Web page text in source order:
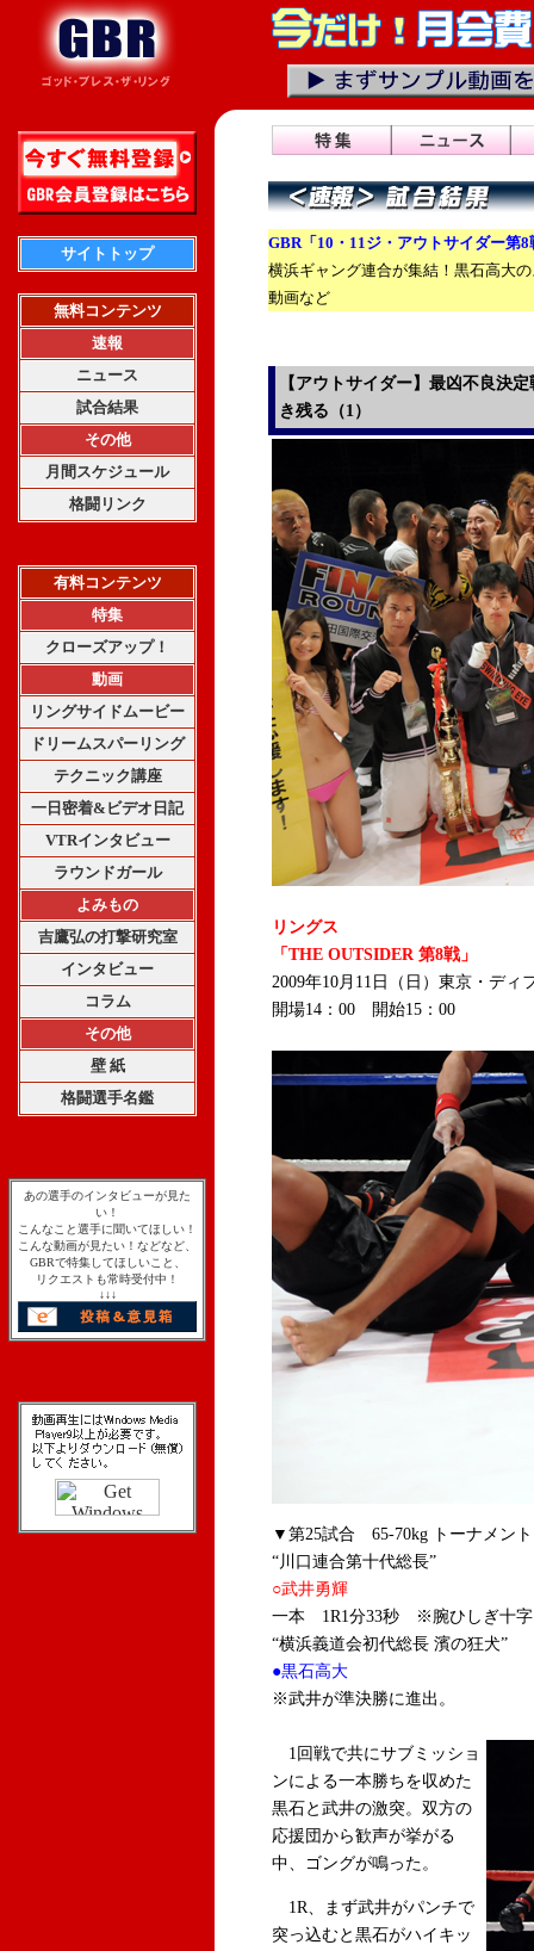
サイトトップ
無料コンテンツ
速報
ニュース
試合結果
その他
月間スケジュール
格闘リンク
有料コンテンツ
特集
クローズアップ！
動画
リングサイドムービー
ドリームスパーリング
テクニック講座
一日密着&ビデオ日記
VTRインタビュー
ラウンドガール
よみもの
吉鷹弘の打撃研究室
インタビュー
コラム
その他
壁 紙
格闘選手名鑑
あの選手のインタビューが見た
い！
こんなこと選手に聞いてほしい！
こんな動画が見たい！などなど、
GBRで特集してほしいこと、
リクエストも常時受付中！
↓↓↓
GBR「10・11ジ・アウトサイダー第8
横浜ギャング連合が集結！黒石高大
動画など
【アウトサイダー】最凶不良決
き残る（1）
リングス
「THE OUTSIDER 第8戦」
2009年10月11日（日）東京・ディ
開場14：00 開始15：00
▼第25試合 65-70kg トーナメン
“川口連合第十代総長”
○武井勇輝
一本 1R1分33秒 ※腕ひしぎ十字
“横浜義道会初代総長 濱の狂犬”
●黒石高大
※武井が準決勝に進出。
1回戦で共にサブミッショ
ンによる一本勝ちを収めた
黒石と武井の激突。双方の
応援団から歓声が挙がる
中、ゴングが鳴った。
1R、まず武井がパンチで
突っ込むと黒石がハイキッ